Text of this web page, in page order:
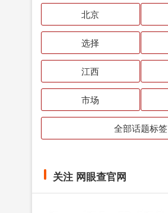
北京
选择
江西
市场
全部话题标签
关注 网眼查官网